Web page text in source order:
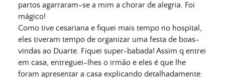
partos agarraram-se a mim a chorar de alegria. Foi
mágico!
Como tive cesariana e fiquei mais tempo no hospital,
eles tiveram tempo de organizar uma festa de boas-
vindas ao Duarte. Fiquei super-babada! Assim q entrei
em casa, entreguei-lhes o irmão e eles é que lhe
foram apresentar a casa explicando detalhadamente: